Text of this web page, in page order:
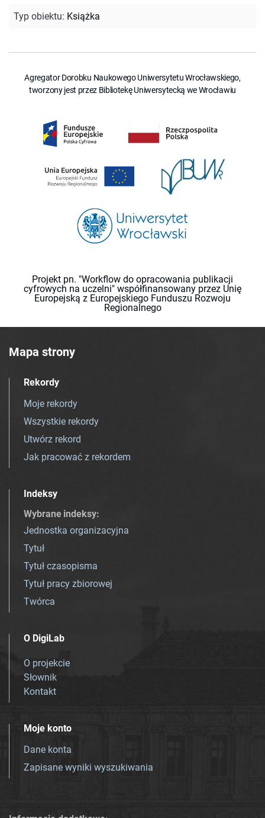
Typ obiektu: Książka
Agregator Dorobku Naukowego Uniwersytetu Wrocławskiego,
tworzony jest przez Bibliotekę Uniwersytecką we Wrocławiu
Projekt pn. "Workflow do opracowania publikacji
cyfrowych na uczelni" współfinansowany przez Unię
Europejską z Europejskiego Funduszu Rozwoju
Regionalnego
Mapa strony
Rekordy
Moje rekordy
Wszystkie rekordy
Utwórz rekord
Jak pracować z rekordem
Indeksy
Wybrane indeksy:
Jednostka organizacyjna
Tytuł
Tytuł czasopisma
Tytuł pracy zbiorowej
Twórca
O DigiLab
O projekcie
Słownik
Kontakt
Moje konto
Dane konta
Zapisane wyniki wyszukiwania